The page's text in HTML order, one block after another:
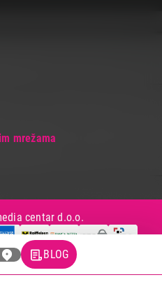
mrežama
centar d.o.o.
BLOG